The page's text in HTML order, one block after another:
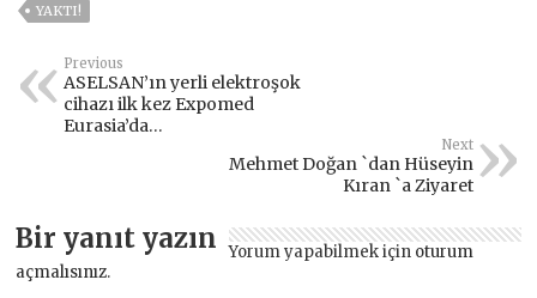
YAKTI!
Previous
ASELSAN’ın yerli elektroşok
cihazı ilk kez Expomed
Eurasia’da…
Next
Mehmet Doğan `dan Hüseyin
Kıran `a Ziyaret
Bir yanıt yazın Yorum yapabilmek için oturum
açmalısınız.